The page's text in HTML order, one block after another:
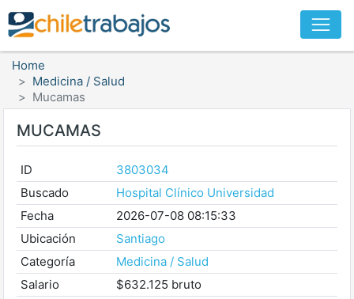
Home
Medicina / Salud
Mucamas
MUCAMAS
ID
3803034
Buscado
Hospital Clínico Universidad
Fecha
2026-07-08 08:15:33
Ubicación
Santiago
Categoría
Medicina / Salud
Salario
$632.125 bruto